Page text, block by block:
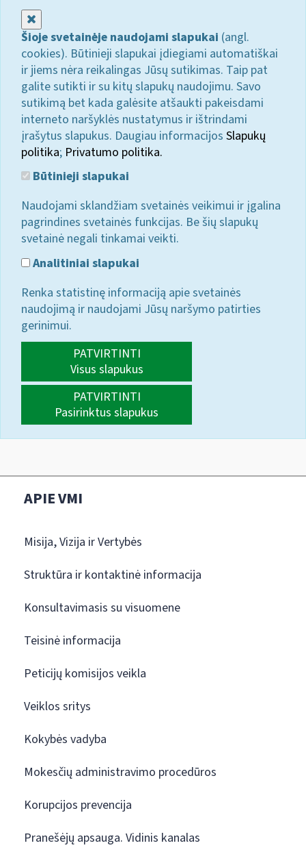
Šioje svetainėje naudojami slapukai (angl.
cookies). Būtinieji slapukai įdiegiami automatiškai
ir jiems nėra reikalingas Jūsų sutikimas. Taip pat
galite sutikti ir su kitų slapukų naudojimu. Savo
sutikimą bet kada galėsite atšaukti pakeisdami
interneto naršyklės nustatymus ir ištrindami
įrašytus slapukus. Daugiau informacijos Slapukų
politika; Privatumo politika.
Būtinieji slapukai
Naudojami sklandžiam svetainės veikimui ir įgalina
pagrindines svetainės funkcijas. Be šių slapukų
svetainė negali tinkamai veikti.
Analitiniai slapukai
Renka statistinę informaciją apie svetainės
naudojimą ir naudojami Jūsų naršymo patirties
gerinimui.
PATVIRTINTI
Visus slapukus
PATVIRTINTI
Pasirinktus slapukus
APIE VMI
Misija, Vizija ir Vertybės
Struktūra ir kontaktinė informacija
Konsultavimasis su visuomene
Teisinė informacija
Peticijų komisijos veikla
Veiklos sritys
Kokybės vadyba
Mokesčių administravimo procedūros
Korupcijos prevencija
Pranešėjų apsauga. Vidinis kanalas